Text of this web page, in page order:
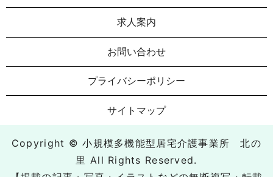
求人案内
お問い合わせ
プライバシーポリシー
サイトマップ
Copyright © 小規模多機能型居宅介護事業所 北の
里 All Rights Reserved.